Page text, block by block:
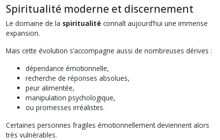
Spiritualité moderne et discernement
Le domaine de la spiritualité connaît aujourd’hui une immense
expansion.
Mais cette évolution s’accompagne aussi de nombreuses dérives :
dépendance émotionnelle,
recherche de réponses absolues,
peur alimentée,
manipulation psychologique,
ou promesses irréalistes.
Certaines personnes fragiles émotionnellement deviennent alors
très vulnérables.